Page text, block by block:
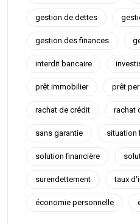
gestion de dettes
gestion des finances
interdit bancaire
prêt immobilier prêt
rachat de crédit rachat
sans garantie situation
solution financière
surendettement taux
économie personnelle